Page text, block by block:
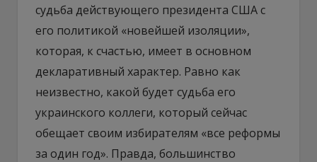
судьба действующего президента США с
его политикой «новейшей изоляции»,
которая, к счастью, имеет в основном
декларативный характер. Равно как
неизвестно, какой будет судьба его
украинского коллеги, который сейчас
обещает своим избирателям «все реформы
за один год». Правда, большинство